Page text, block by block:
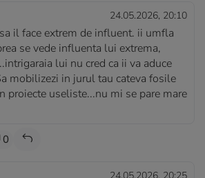
24.05.2026, 20:10
il face extrem de influent. ii umfla
se vede influenta lui extrema,
lui nu cred ca ii va aduce
mobilizezi in jurul tau cateva fosile
proiecte useliste...nu mi se pare mare
0